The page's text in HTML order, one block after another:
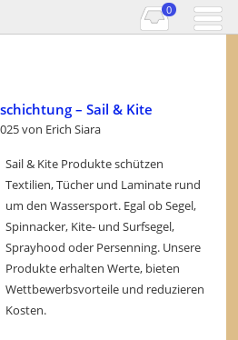
0
– Sail & Kite
von Erich Siara
Sail & Kite Produkte schützen
Textilien, Tücher und Laminate rund
um den Wassersport. Egal ob Segel,
Spinnacker, Kite- und Surfsegel,
Sprayhood oder Persenning. Unsere
Produkte erhalten Werte, bieten
Wettbewerbsvorteile und reduzieren
Kosten.